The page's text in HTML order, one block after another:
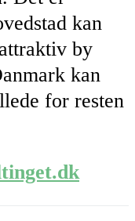
kan
by
kan
for resten